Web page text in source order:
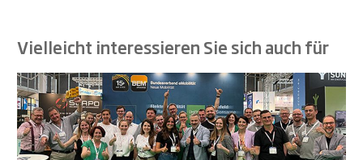
Vielleicht interessieren Sie sich auch für